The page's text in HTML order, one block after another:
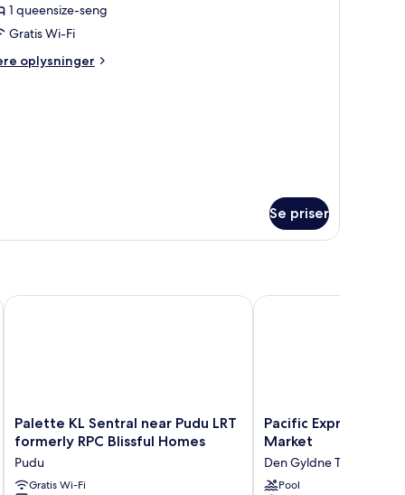
1 queensize-seng
Gratis Wi-Fi
oplysninger
Se priser
Palette
KL
near
Pudu
Palette KL Sentral near Pudu LRT
formerly RPC Blissful Homes
Pudu
Gratis Wi-Fi
Palette KL Sentral near Pudu LRT formerly RPC Blissful Homes
Pacific
Express
Central
Market
Pacific Express
Market
Den Gyldne Trekant
Pool
Pacific Express Hotel